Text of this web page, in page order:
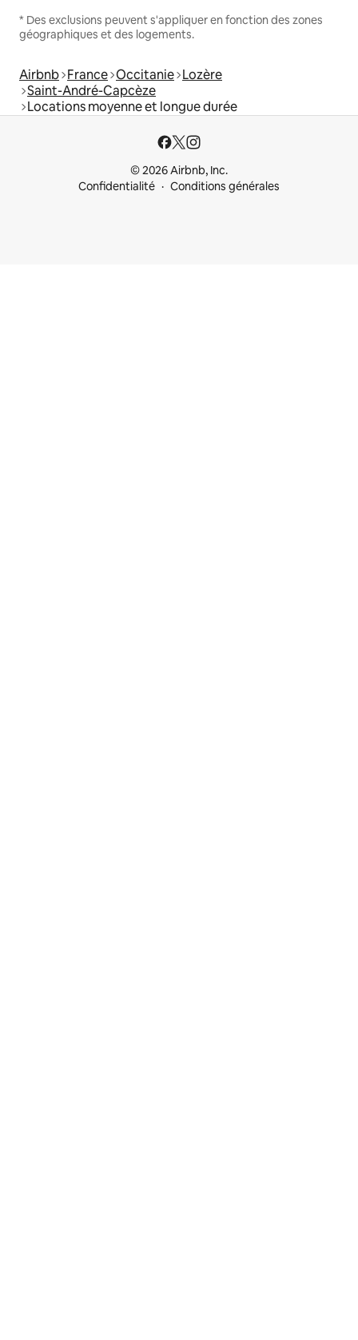
* Des exclusions peuvent s'appliquer en fonction des zones
géographiques et des logements.
Airbnb France Occitanie Lozère
Saint-André-Capcèze
Locations moyenne et longue durée
© 2026 Airbnb, Inc.
Confidentialité
Conditions générales